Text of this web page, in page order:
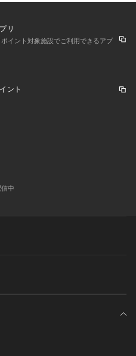
リ
イント対象施設でご利用できるアプ
ント
中